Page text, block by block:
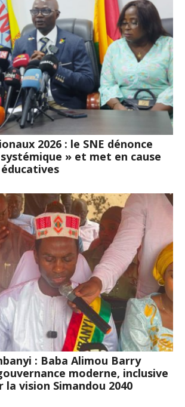
2026 : le SNE dénonce
» et met en cause
: Baba Alimou Barry
moderne, inclusive
la vision Simandou 2040